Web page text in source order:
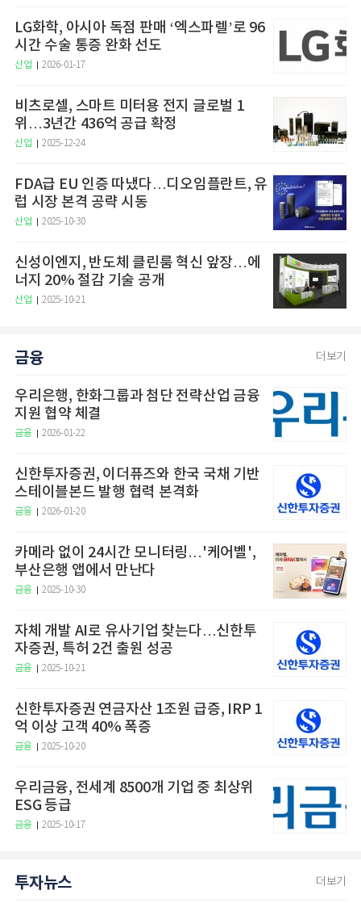
LG화학, 아시아 독점 판매 ‘엑스파렐’로 96
시간 수술 통증 완화 선도
산업 2026-01-17
비츠로셀, 스마트 미터용 전지 글로벌 1
위…3년간 436억 공급 확정
산업 2025-12-24
FDA급 EU 인증 따냈다…디오임플란트, 유
럽 시장 본격 공략 시동
산업 2025-10-30
신성이엔지, 반도체 클린룸 혁신 앞장…에
너지 20% 절감 기술 공개
산업 2025-10-21
금융 더보기
우리은행, 한화그룹과 첨단 전략산업 금융
지원 협약 체결
금융 2026-01-22
신한투자증권, 이더퓨즈와 한국 국채 기반
스테이블본드 발행 협력 본격화
금융 2026-01-20
카메라 없이 24시간 모니터링…'케어벨',
부산은행 앱에서 만난다
금융 2025-10-30
자체 개발 AI로 유사기업 찾는다…신한투
자증권, 특허 2건 출원 성공
금융 2025-10-21
신한투자증권 연금자산 1조원 급증, IRP 1
억 이상 고객 40% 폭증
금융 2025-10-20
우리금융, 전세계 8500개 기업 중 최상위
ESG 등급
금융 2025-10-17
투자뉴스 더보기